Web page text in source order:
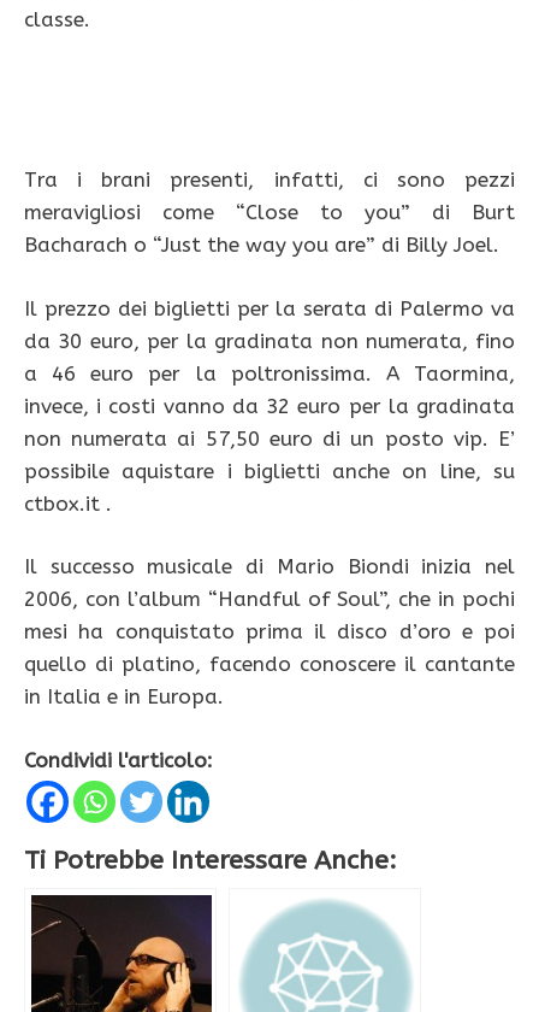
classe.
Tra i brani presenti, infatti, ci sono pezzi
meravigliosi come “Close to you” di Burt
Bacharach o “Just the way you are” di Billy Joel.
Il prezzo dei biglietti per la serata di Palermo va
da 30 euro, per la gradinata non numerata, fino
a 46 euro per la poltronissima. A Taormina,
invece, i costi vanno da 32 euro per la gradinata
non numerata ai 57,50 euro di un posto vip. E’
possibile aquistare i biglietti anche on line, su
ctbox.it .
Il successo musicale di Mario Biondi inizia nel
2006, con l’album “Handful of Soul”, che in pochi
mesi ha conquistato prima il disco d’oro e poi
quello di platino, facendo conoscere il cantante
in Italia e in Europa.
Condividi l'articolo:
Ti Potrebbe Interessare Anche: